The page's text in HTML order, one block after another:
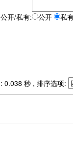
公开/私有: 公开
私
0.038 秒 , 排序选项: